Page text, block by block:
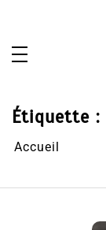
Étiquette :
Accueil